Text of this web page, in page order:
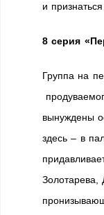
и
8 серия
Группа на
вынуждены
здесь – в